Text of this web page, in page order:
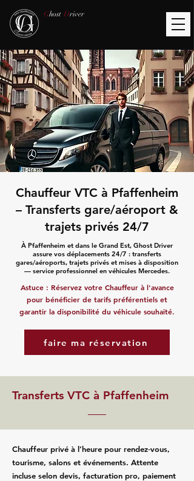
Ghost Driver
Chauffeur VTC à Pfaffenheim
– Transferts gare/aéroport &
trajets privés 24/7
À Pfaffenheim et dans le Grand Est, Ghost Driver
assure vos déplacements 24/7 : transferts
gares/aéroports, trajets privés et mises à disposition
— service professionnel en véhicules Mercedes.
Astuce : Réservez votre Chauffeur à l'avance
pour bénéficier de tarifs préférentiels et
garantir la disponibilité du véhicule souhaité.
faire ma réservation
Transferts VTC à Pfaffenheim
Chauffeur privé à l’heure pour rendez‑vous,
tourisme, salons et événements. Attente
incluse selon devis, facturation pro, paiement